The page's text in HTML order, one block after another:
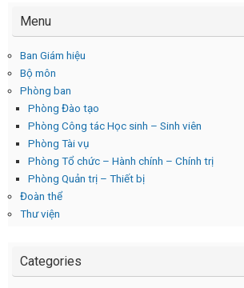
Menu
Ban Giám hiệu
Bộ môn
Phòng ban
Phòng Đào tạo
Phòng Công tác Học sinh – Sinh viên
Phòng Tài vụ
Phòng Tổ chức – Hành chính – Chính trị
Phòng Quản trị – Thiết bị
Đoàn thể
Thư viện
Categories